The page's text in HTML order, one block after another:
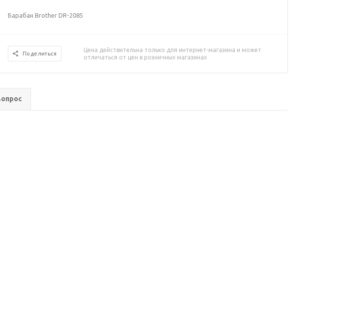
Барабан Brother DR-2085
Поделиться
Цена действительна только для интернет-магазина и может
отличаться от цен в розничных магазинах